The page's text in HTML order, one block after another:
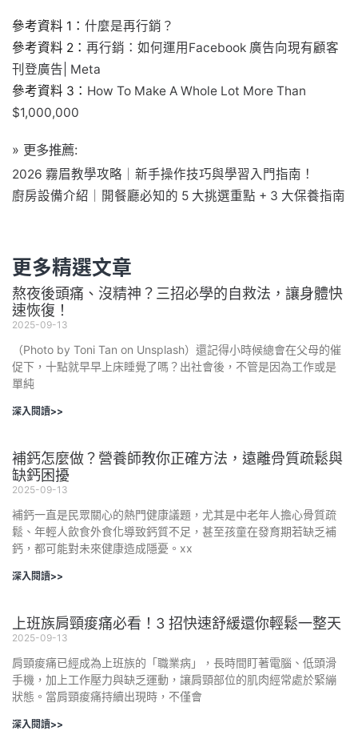
參考資料 1： 什麼是再行銷？
參考資料 2： 再行銷：如何運用Facebook 廣告向現有顧客
刊登廣告| Meta
參考資料 3： How To Make A Whole Lot More Than
$1,000,000
» 更多推薦:
2026 霧眉教學攻略｜新手操作技巧與學習入門指南！
廚房設備介紹｜開餐廳必知的 5 大挑選重點 + 3 大保養指南
更多精選文章
熬夜後頭痛、沒精神？三招必學的自救法，讓身體快
速恢復！
2025-09-13
（Photo by Toni Tan on Unsplash）還記得小時候總會在父母的催
促下，十點就早早上床睡覺了嗎？出社會後，不管是因為工作或是
單純
深入閱讀>>
補鈣怎麼做？營養師教你正確方法，遠離骨質疏鬆與
缺鈣困擾
2025-09-13
補鈣一直是民眾關心的熱門健康議題，尤其是中老年人擔心骨質疏
鬆、年輕人飲食外食化導致鈣質不足，甚至孩童在發育期若缺乏補
鈣，都可能對未來健康造成隱憂。xx
深入閱讀>>
上班族肩頸痠痛必看！3 招快速舒緩還你輕鬆一整天
2025-09-13
肩頸痠痛已經成為上班族的「職業病」，長時間盯著電腦、低頭滑
手機，加上工作壓力與缺乏運動，讓肩頸部位的肌肉經常處於緊繃
狀態。當肩頸痠痛持續出現時，不僅會
深入閱讀>>